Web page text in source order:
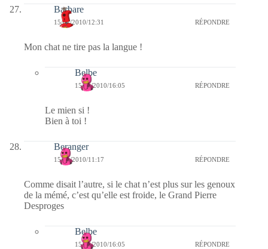
Barbare
15/01/2010/12:31 RÉPONDRE
Mon chat ne tire pas la langue !
Belbe
15/01/2010/16:05 RÉPONDRE
Le mien si !
Bien à toi !
Beranger
15/01/2010/11:17 RÉPONDRE
Comme disait l’autre, si le chat n’est plus sur les genoux
de la mémé, c’est qu’elle est froide, le Grand Pierre
Desproges
Belbe
15/01/2010/16:05 RÉPONDRE